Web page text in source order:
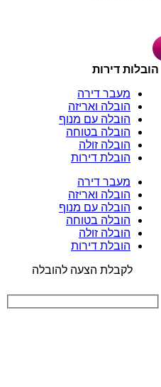
הובלות דירות
מעבר דירה
הובלה ואריזה
הובלה עם מנוף
הובלה בטוחה
הובלה זולה
הובלת דירות
מעבר דירה
הובלה ואריזה
הובלה עם מנוף
הובלה בטוחה
הובלה זולה
הובלת דירות
לקבלת הצעה להובלה